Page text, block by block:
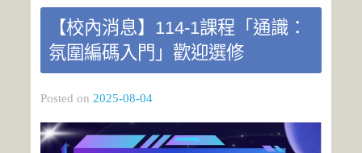
【校內消息】114-1課程「通識：
氛圍編碼入門」歡迎選修
Posted on 2025-08-04